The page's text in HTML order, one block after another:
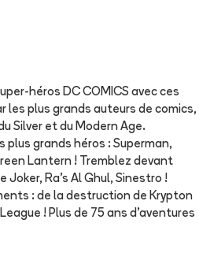
héros DC COMICS avec ces
les plus grands auteurs de comics,
Silver et du Modern Age.
plus grands héros : Superman,
Lantern ! Tremblez devant
Joker, Ra's Al Ghul, Sinestro !
: de la destruction de Krypton
! Plus de 75 ans d'aventures